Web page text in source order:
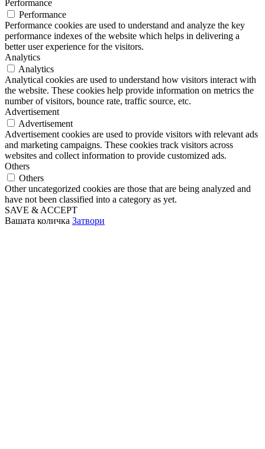
Performance
Performance
Performance cookies are used to understand and analyze the key
performance indexes of the website which helps in delivering a
better user experience for the visitors.
Analytics
Analytics
Analytical cookies are used to understand how visitors interact with
the website. These cookies help provide information on metrics the
number of visitors, bounce rate, traffic source, etc.
Advertisement
Advertisement
Advertisement cookies are used to provide visitors with relevant ads
and marketing campaigns. These cookies track visitors across
websites and collect information to provide customized ads.
Others
Others
Other uncategorized cookies are those that are being analyzed and
have not been classified into a category as yet.
SAVE & ACCEPT
Вашата количка Затвори